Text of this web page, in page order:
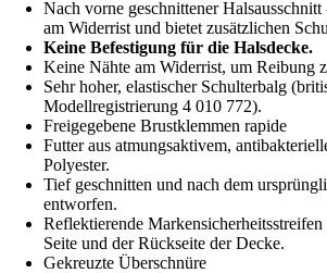
Nach vorne geschnittener
am Widerrist und bietet zusätzlichen
Keine Befestigung für die Halsdecke.
Keine Nähte am Widerrist, um Reibung
Sehr hoher, elastischer Schulterbalg
Modellregistrierung 4 010 772).
Freigegebene Brustklemmen rapide
Futter aus atmungsaktivem,
Polyester.
Tief geschnitten und nach dem
entworfen.
Reflektierende
Seite und der Rückseite der Decke.
Gekreuzte Überschnüre